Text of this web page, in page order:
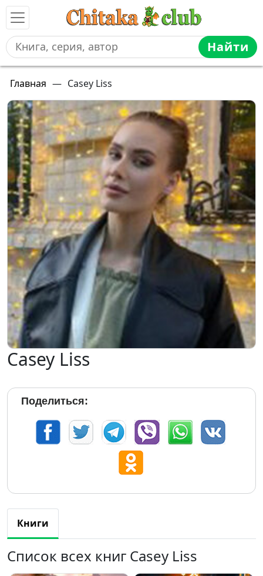
Найти
Главная — Casey Liss
Casey Liss
Поделиться:
Книги
Список всех книг Casey Liss